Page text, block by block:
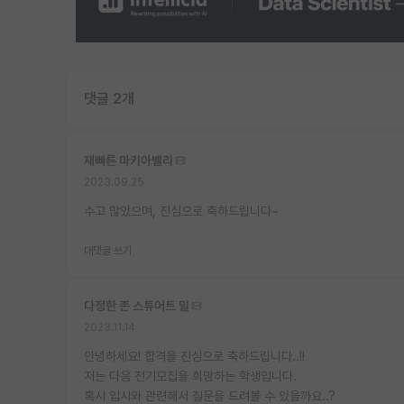
댓글 2개
재빠른 마키아벨리
수고 많았으며, 진심으로 축하드립니다~
대댓글 쓰기
다정한 존 스튜어트 밀
안녕하세요! 합격을 진심으로 축하드립니다..!!
저는 다음 전기모집을 희망하는 학생입니다.
혹시 입시와 관련해서 질문을 드려볼 수 있을까요..?